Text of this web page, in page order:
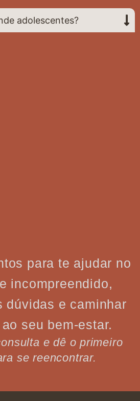
adolescentes?
para te ajudar no
incompreendido,
dúvidas e caminhar
seu bem-estar.
e dê o primeiro
se reencontrar.